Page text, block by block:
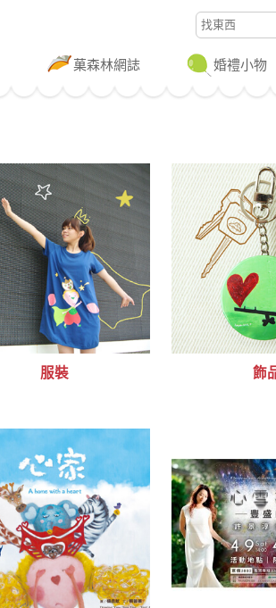
菓森林網誌 婚禮小物
服裝 飾